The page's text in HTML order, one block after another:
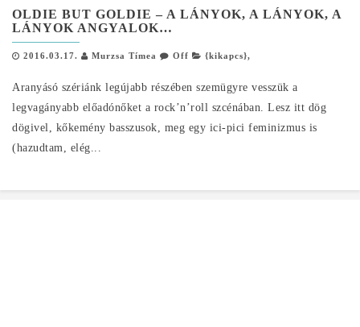
OLDIE BUT GOLDIE – A LÁNYOK, A LÁNYOK, A
LÁNYOK ANGYALOK…
2016.03.17. Murzsa Tímea Off {kikapcs},
Aranyásó szériánk legújabb részében szemügyre vesszük a
legvagányabb előadónőket a rock’n’roll szcénában. Lesz itt dög
dögivel, kőkemény basszusok, meg egy ici-pici feminizmus is
(hazudtam, elég...